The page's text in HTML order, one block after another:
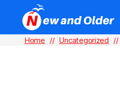
Home // Uncategorized //